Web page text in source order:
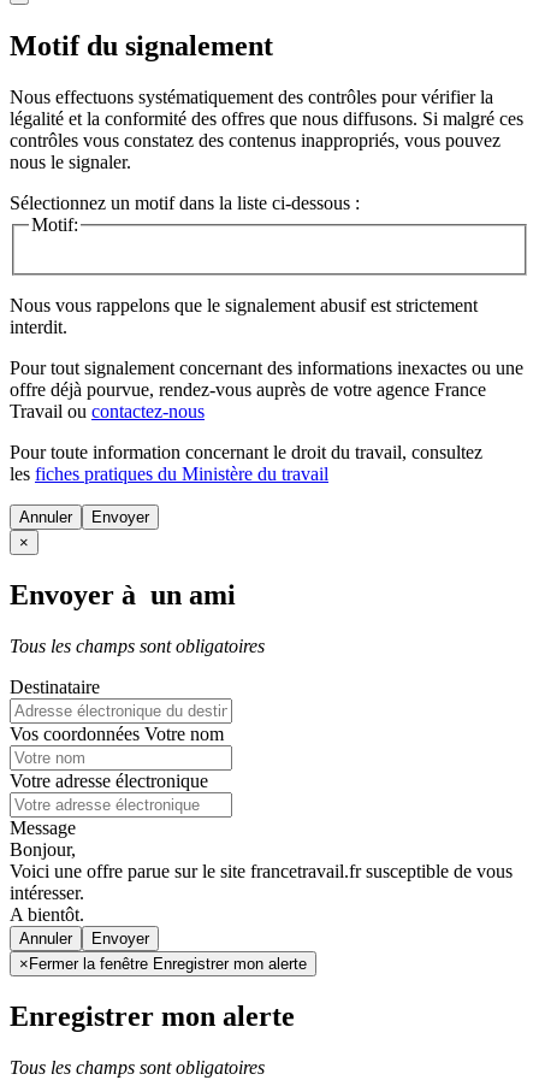
Motif du signalement
Nous effectuons systématiquement des contrôles pour vérifier la
légalité et la conformité des offres que nous diffusons. Si malgré ces
contrôles vous constatez des contenus inappropriés, vous pouvez
nous le signaler.
Sélectionnez un motif dans la liste ci-dessous :
Motif:
Nous vous rappelons que le signalement abusif est strictement
interdit.
Pour tout signalement concernant des informations inexactes ou une
offre déjà pourvue, rendez-vous auprès de votre agence France
Travail ou contactez-nous
Pour toute information concernant le droit du travail, consultez
les fiches pratiques du Ministère du travail
Annuler
×
Envoyer à un ami
Tous les champs sont obligatoires
Destinataire
Vos coordonnées Votre nom
Votre adresse électronique
Message
Bonjour,
Voici une offre parue sur le site francetravail.fr susceptible de vous
intéresser.
A bientôt.
Annuler
× Fermer la fenêtre Enregistrer mon alerte
Enregistrer mon alerte
Tous les champs sont obligatoires